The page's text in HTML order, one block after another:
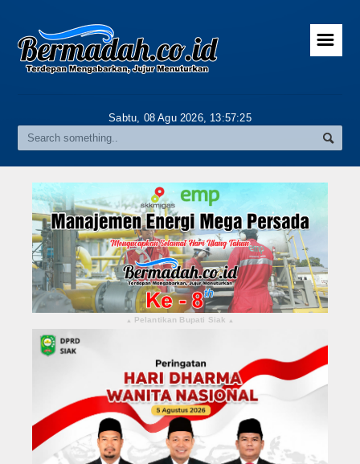
Home
Gallery
Riau
Daerah
Pekanbaru
Pelalawan
Kampar
Rokan Hulu
Bengkalis
Meranti
☰
Sabtu, 08 Agu 2026, 13:57:25
▴ Pelantikan Bupati Siak ▴